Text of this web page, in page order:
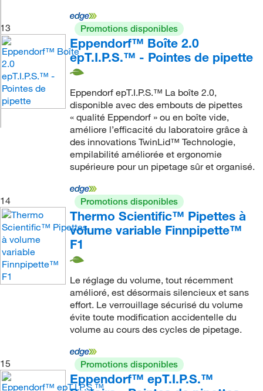
13 Promotions disponibles
Eppendorf™ Boîte 2.0
epT.I.P.S.™ - Pointes de pipette
Eppendorf epT.I.P.S.™ La boîte 2.0,
disponible avec des embouts de pipettes
« qualité Eppendorf » ou en boîte vide,
améliore l’efficacité du laboratoire grâce à
des innovations TwinLid™ Technologie,
empilabilité améliorée et ergonomie
supérieure pour un pipetage sûr et organisé.
14 Promotions disponibles
Thermo Scientific™ Pipettes à
volume variable Finnpipette™
F1
Le réglage du volume, tout récemment
amélioré, est désormais silencieux et sans
effort. Le verrouillage sécurisé du volume
évite toute modification accidentelle du
volume au cours des cycles de pipetage.
15 Promotions disponibles
Eppendorf™ epT.I.P.S.™